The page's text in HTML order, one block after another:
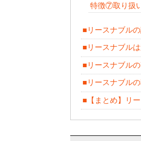
特徴⑦取り扱
■リースナブル
■リースナブル
■リースナブル
■リースナブル
■【まとめ】リ